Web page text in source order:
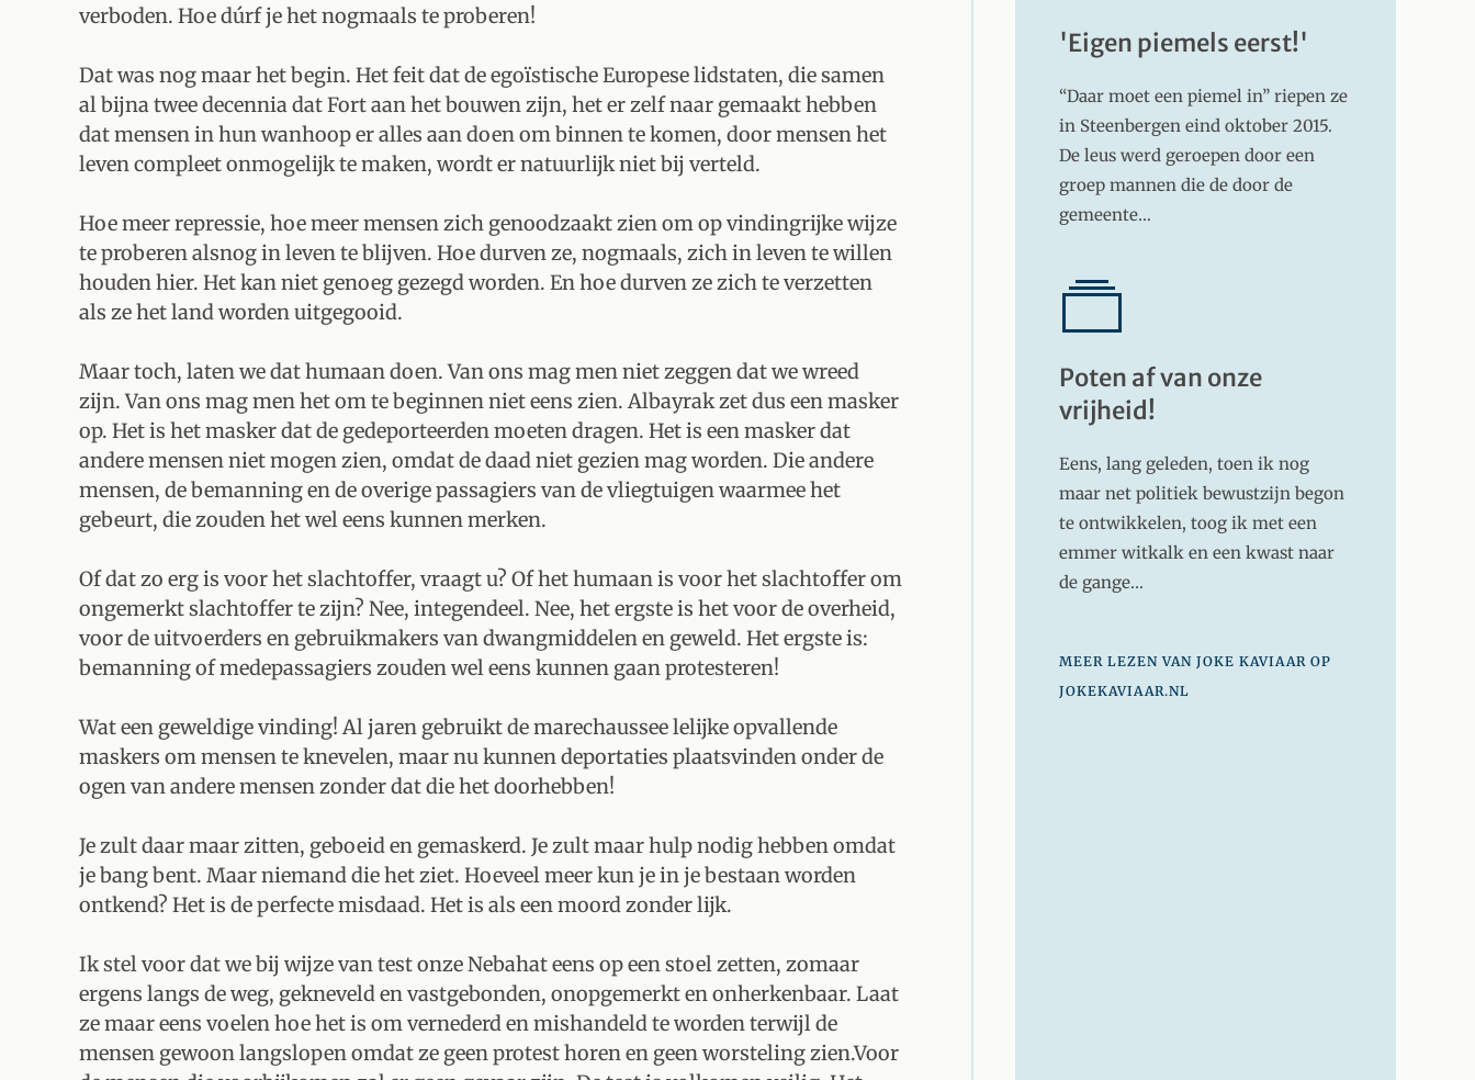
verboden. Hoe dúrf je het nogmaals te proberen!
Dat was nog maar het begin. Het feit dat de egoïstische Europese lidstaten, die samen
al bijna twee decennia dat Fort aan het bouwen zijn, het er zelf naar gemaakt hebben
dat mensen in hun wanhoop er alles aan doen om binnen te komen, door mensen het
leven compleet onmogelijk te maken, wordt er natuurlijk niet bij verteld.
Hoe meer repressie, hoe meer mensen zich genoodzaakt zien om op vindingrijke wijze
te proberen alsnog in leven te blijven. Hoe durven ze, nogmaals, zich in leven te willen
houden hier. Het kan niet genoeg gezegd worden. En hoe durven ze zich te verzetten
als ze het land worden uitgegooid.
Maar toch, laten we dat humaan doen. Van ons mag men niet zeggen dat we wreed
zijn. Van ons mag men het om te beginnen niet eens zien. Albayrak zet dus een masker
op. Het is het masker dat de gedeporteerden moeten dragen. Het is een masker dat
andere mensen niet mogen zien, omdat de daad niet gezien mag worden. Die andere
mensen, de bemanning en de overige passagiers van de vliegtuigen waarmee het
gebeurt, die zouden het wel eens kunnen merken.
Of dat zo erg is voor het slachtoffer, vraagt u? Of het humaan is voor het slachtoffer om
ongemerkt slachtoffer te zijn? Nee, integendeel. Nee, het ergste is het voor de overheid,
voor de uitvoerders en gebruikmakers van dwangmiddelen en geweld. Het ergste is:
bemanning of medepassagiers zouden wel eens kunnen gaan protesteren!
Wat een geweldige vinding! Al jaren gebruikt de marechaussee lelijke opvallende
maskers om mensen te knevelen, maar nu kunnen deportaties plaatsvinden onder de
ogen van andere mensen zonder dat die het doorhebben!
Je zult daar maar zitten, geboeid en gemaskerd. Je zult maar hulp nodig hebben omdat
je bang bent. Maar niemand die het ziet. Hoeveel meer kun je in je bestaan worden
ontkend? Het is de perfecte misdaad. Het is als een moord zonder lijk.
Ik stel voor dat we bij wijze van test onze Nebahat eens op een stoel zetten, zomaar
ergens langs de weg, gekneveld en vastgebonden, onopgemerkt en onherkenbaar. Laat
ze maar eens voelen hoe het is om vernederd en mishandeld te worden terwijl de
mensen gewoon langslopen omdat ze geen protest horen en geen worsteling zien.Voor
'Eigen piemels eerst!'
“Daar moet een piemel in” riepen ze
in Steenbergen eind oktober 2015.
De leus werd geroepen door een
groep mannen die de door de
gemeente…
Poten af van onze
vrijheid!
Eens, lang geleden, toen ik nog
maar net politiek bewustzijn begon
te ontwikkelen, toog ik met een
emmer witkalk en een kwast naar
de gange…
MEER LEZEN VAN JOKE KAVIAAR OP
JOKEKAVIAAR.NL